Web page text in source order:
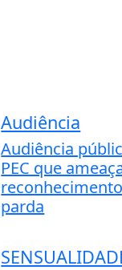
Audiência
Audiência
PEC que
parda